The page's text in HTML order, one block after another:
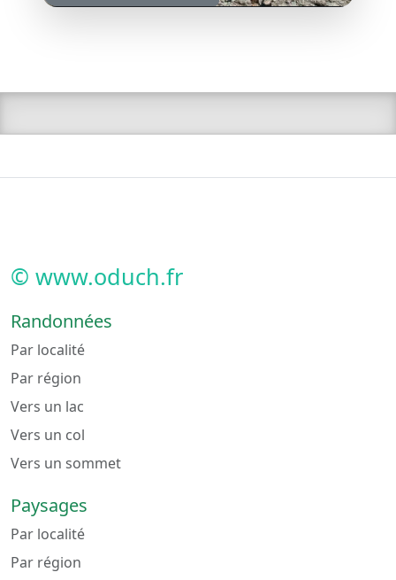
© www.oduch.fr
Randonnées
Par localité
Par région
Vers un lac
Vers un col
Vers un sommet
Paysages
Par localité
Par région